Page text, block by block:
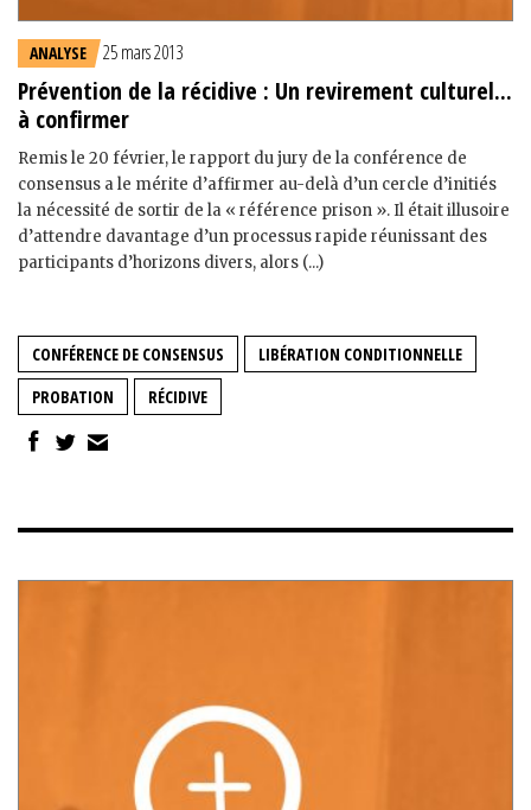
ANALYSE 25 mars 2013
Prévention de la récidive : Un revirement culturel...
à confirmer
Remis le 20 février, le rapport du jury de la conférence de
consensus a le mérite d’affirmer au-delà d’un cercle d’initiés
la nécessité de sortir de la « référence prison ». Il était illusoire
d’attendre davantage d’un processus rapide réunissant des
participants d’horizons divers, alors (...)
CONFÉRENCE DE CONSENSUS
LIBÉRATION CONDITIONNELLE
PROBATION
RÉCIDIVE